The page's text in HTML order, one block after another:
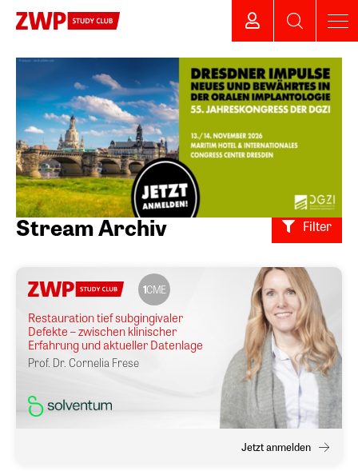
Stream Archiv Filter
1CME
Restauration tief subgingivaler
Defekte – zwischen klinischer
Erfahrung und aktueller Datenlage
Prof. Dr. Cornelia Frese
Jetzt anmelden